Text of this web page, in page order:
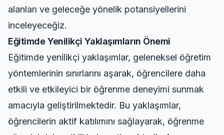
alanları ve geleceğe yönelik potansiyellerini
inceleyeceğiz.
Eğitimde Yenilikçi Yaklaşımların Önemi
Eğitimde yenilikçi yaklaşımlar, geleneksel öğretim
yöntemlerinin sınırlarını aşarak, öğrencilere daha
etkili ve etkileyici bir öğrenme deneyimi sunmak
amacıyla geliştirilmektedir. Bu yaklaşımlar,
öğrencilerin aktif katılımını sağlayarak, öğrenme